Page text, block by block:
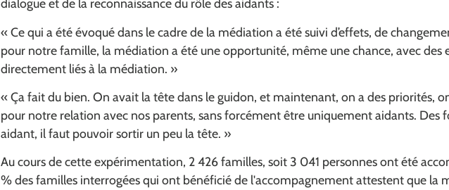
dialogue et de la reconnaissance du rôle des aidants :
«Ce qui a été évoqué dans le cadre de la médiation a été suivi d’effets, de
pour notre famille, la médiation a été une opportunité, même une chance, avec des
directement liés à la médiation. »
«Ça fait du bien. On avait la tête dans le guidon, et maintenant, on a des priorités,
pour notre relation avec nos parents, sans forcément être uniquement aidants. Des
aidant, il faut pouvoir sortir un peu la tête. »
Au cours de cette expérimentation, 2 426 familles, soit 3 041 personnes ont été
% des familles interrogées qui ont bénéficié de l'accompagnement attestent que la